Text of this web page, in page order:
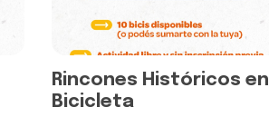
Rincones Históricos en
Bicicleta